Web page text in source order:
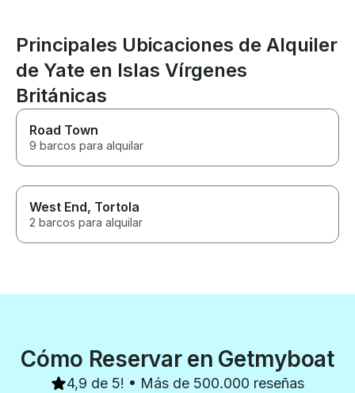
Principales Ubicaciones de Alquiler
de Yate en Islas Vírgenes
Británicas
Road Town
9 barcos para alquilar
West End, Tortola
2 barcos para alquilar
Cómo Reservar en Getmyboat
4,9 de 5! • Más de 500.000 reseñas